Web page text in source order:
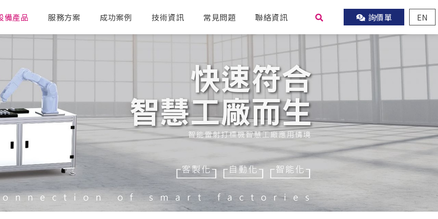
備產品 服務方案 成功案例 技術資訊 常見問題 聯絡資訊 詢價單 EN
送出搜尋